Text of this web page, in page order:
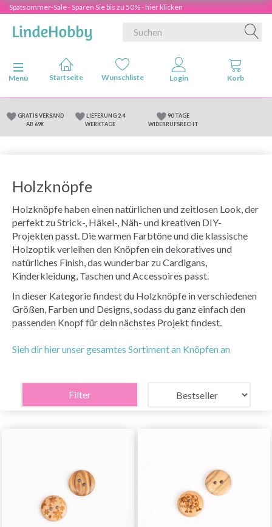
Spätsommer-Sale - Sparen Sie bis zu 50% - hier klicken
Anzeige ändern
Menü
GRATIS VERSAND
AB 69€
LIEFERUNG 2-4
WERKTAGE
90 TAGE
WIDERRUFSRECHT
Holzknöpfe
Holzknöpfe haben einen natürlichen und zeitlosen Look, der
perfekt zu Strick-, Häkel-, Näh- und kreativen DIY-
Projekten passt. Die warmen Farbtöne und die klassische
Holzoptik verleihen den Knöpfen ein dekoratives und
natürliches Finish, das wunderbar zu Cardigans,
Kinderkleidung, Taschen und Accessoires passt.
In dieser Kategorie findest du Holzknöpfe in verschiedenen
Größen, Farben und Designs, sodass du ganz einfach den
passenden Knopf für dein nächstes Projekt findest.
Sieh dir hier unser gesamtes Sortiment an Knöpfen an
Filter